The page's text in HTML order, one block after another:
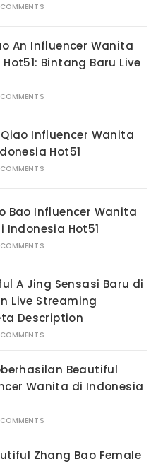
An Influencer Wanita
Bintang Baru Live
Influencer Wanita
Hot51
Bao Influencer Wanita
Indonesia Hot51
A Jing Sensasi Baru di
Live Streaming
Description
Beautiful
Wanita di Indonesia
Zhang Bao Female